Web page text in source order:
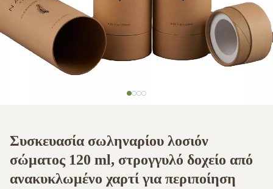
Συσκευασία σωληναρίου λοσιόν
σώματος 120 ml, στρογγυλό δοχείο από
ανακυκλωμένο χαρτί για περιποίηση